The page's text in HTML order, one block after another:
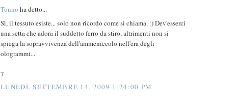
Tonno ha detto...
Sì, il tessuto esiste... solo non ricordo come si chiama. :) Dev'esserci
una setta che adora il suddetto ferro da stiro, altrimenti non si
spiega la sopravvivenza dell'ammeniccolo nell'era degli
ologrammi...
7
LUNEDÌ, SETTEMBRE 14, 2009 1:24:00 PM